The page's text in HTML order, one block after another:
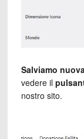
Salviamo
vedere il
nostro sito.